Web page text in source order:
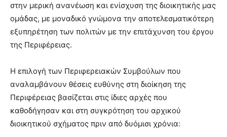
στην μερική ανανέωση και ενίσχυση της διοικητικής μας
ομάδας, με μοναδικό γνώμονα την αποτελεσματικότερη
εξυπηρέτηση των πολιτών με την επιτάχυνση του έργου
της Περιφέρειας.
Η επιλογή των Περιφερειακών Συμβούλων που
αναλαμβάνουν θέσεις ευθύνης στη διοίκηση της
Περιφέρειας βασίζεται στις ίδιες αρχές που
καθοδήγησαν και στη συγκρότηση του αρχικού
διοικητικού σχήματος πριν από δυόμισι χρόνια: